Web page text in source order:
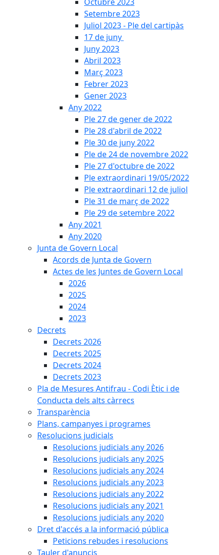
Setembre 2023
Juliol 2023 - Ple del cartipàs
17 de juny
Juny 2023
Abril 2023
Març 2023
Febrer 2023
Gener 2023
Any 2022
Ple 27 de gener de 2022
Ple 28 d'abril de 2022
Ple 30 de juny 2022
Ple de 24 de novembre 2022
Ple 27 d'octubre de 2022
Ple extraordinari 19/05/2022
Ple extraordinari 12 de juliol
Ple 31 de març de 2022
Ple 29 de setembre 2022
Any 2021
Any 2020
Junta de Govern Local
Acords de Junta de Govern
Actes de les Juntes de Govern Local
2026
2025
2024
2023
Decrets
Decrets 2026
Decrets 2025
Decrets 2024
Decrets 2023
Pla de Mesures Antifrau - Codi Ètic i de
Conducta dels alts càrrecs
Transparència
Plans, campanyes i programes
Resolucions judicials
Resolucions judicials any 2026
Resolucions judicials any 2025
Resolucions judicials any 2024
Resolucions judicials any 2023
Resolucions judicials any 2022
Resolucions judicials any 2021
Resolucions judicials any 2020
Dret d'accés a la informació pública
Peticions rebudes i resolucions
Tauler d'anuncis